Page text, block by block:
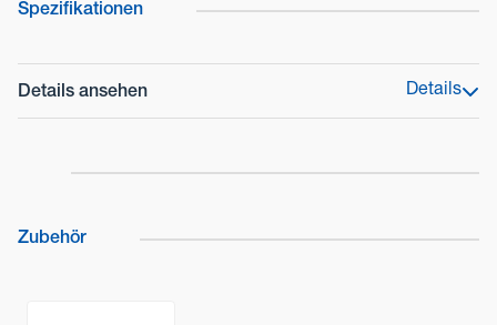
Spezifikationen
Details ansehen Details
FLX-A-AM
Zubehör